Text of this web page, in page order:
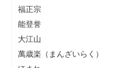
福正宗
能登誉
大江山
萬歳楽（まんざいらく）